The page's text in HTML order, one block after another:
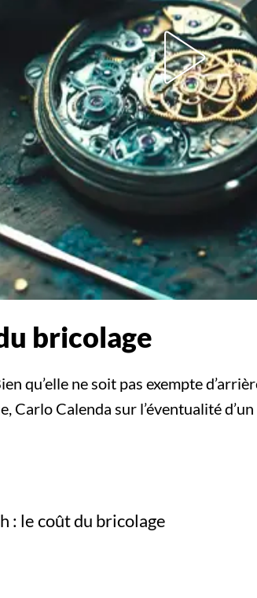
bricolage
qu’elle ne soit pas exempte
Carlo Calenda sur l’éventualité